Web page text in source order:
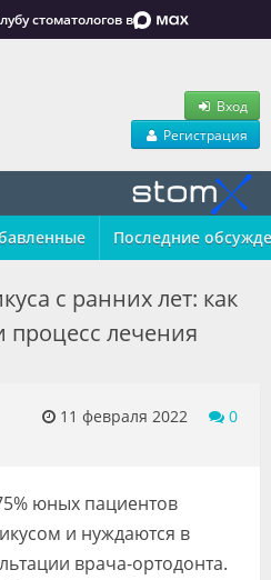
стоматологов в
Вход
Регистрация
Последние
с ранних лет: как
лечения
11 февраля 2022 0
юных пациентов
и нуждаются в
врача-ортодонта.